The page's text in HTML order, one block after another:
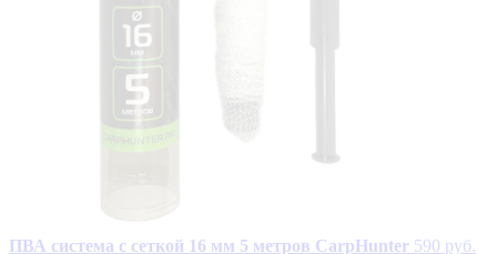
ПВА система с сеткой 16 мм 5 метров CarpHunter 590 руб.